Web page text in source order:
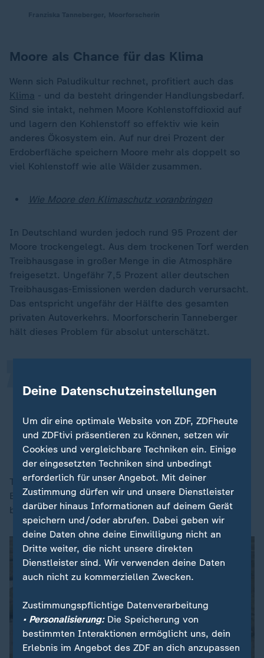
Moore als Chance für das Klima
Wenn sich Paludikultur rechnet, profitiert auch das
Klima - und da besteht dringender Handlungsbedarf.
Sind sie intakt, nehmen Moore Kohlenstoffdioxid auf
und lagern den Kohlenstoff so effektiv wie kein
anderes Ökosystem ein. Auf nur drei Prozent der
Erdoberfläche speichern Moore mehr als doppelt so
viel Kohlenstoff wie alle Wälder zusammen.
Wie Moore den Klimaschutz voranbringen
In Deutschland wurden jedoch rund 95 Prozent der
Moore trockengelegt. Aus dem trockenen Torf werden
Treibhausgase in großer Menge in die Atmosphäre
freigesetzt. Ungefähr 7,5 Prozent aller deutschen
Treibhausgas-Emissionen werden dadurch verursacht.
Das entspricht ungefähr der Hälfte des gesamten
privaten Autoverkehrs. Moorforscherin Tanneberger
hält dieses Problem für absolut unterschätzt.
alle sichtbar - Treibhausgase aus
„
Franziska Tanneberger, Umweltpreisträgerin und Moorforscherin
an der Universität Greifswald
Trockengelegte Moore gibt es in Deutschland genug.
Bei Wiedervernässung würden die Gase im Boden
bleiben.
Deine Datenschutzeinstellungen
Um dir eine optimale Website von ZDF, ZDFheute
und ZDFtivi präsentieren zu können, setzen wir
Cookies und vergleichbare Techniken ein. Einige
der eingesetzten Techniken sind unbedingt
erforderlich für unser Angebot. Mit deiner
Zustimmung dürfen wir und unsere Dienstleister
darüber hinaus Informationen auf deinem Gerät
speichern und/oder abrufen. Dabei geben wir
deine Daten ohne deine Einwilligung nicht an
Dritte weiter, die nicht unsere direkten
Dienstleister sind. Wir verwenden deine Daten
auch nicht zu kommerziellen Zwecken.
Zustimmungspflichtige Datenverarbeitung
• Personalisierung:Die Speicherung von
bestimmten Interaktionen ermöglicht uns, dein
Erlebnis im Angebot des ZDF an dich anzupassen